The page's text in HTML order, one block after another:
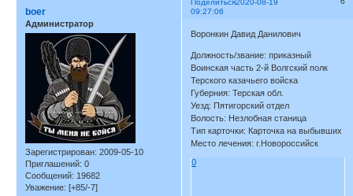
Поделиться2020-08-19
09:27:06
boer
Администратор
Зарегистрирован: 2009-05-10
Приглашений: 0
Сообщений: 19682
Уважение: [+85/-7]
Воронкин Давид Данилович
Должность/звание: приказный
Воинская часть 2-й Волгский полк
Терского казачьего войска
Губерния: Терская обл.
Уезд: Пятигорский отдел
Волость: Незлобная станица
Тип карточки: Карточка на выбывших
Место лечения: г.Новороссийск
0